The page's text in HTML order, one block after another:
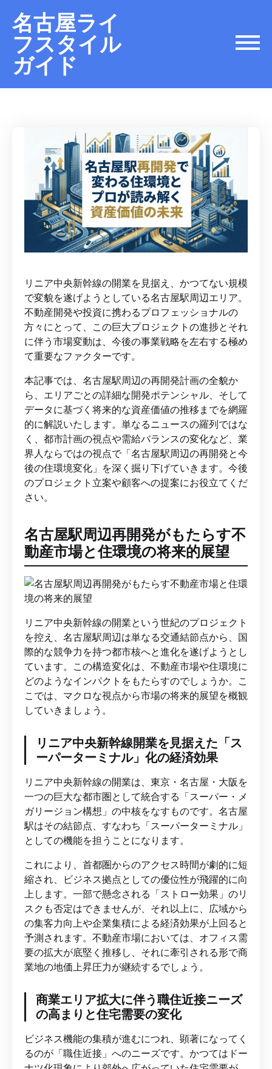
名古屋ライ
フスタイル
ガイド
リニア中央新幹線の開業を見据え、かつてない規模
で変貌を遂げようとしている名古屋駅周辺エリア。
不動産開発や投資に携わるプロフェッショナルの
方々にとって、この巨大プロジェクトの進捗とそれ
に伴う市場変動は、今後の事業戦略を左右する極め
て重要なファクターです。
本記事では、名古屋駅周辺の再開発計画の全貌か
ら、エリアごとの詳細な開発ポテンシャル、そして
データに基づく将来的な資産価値の推移までを網羅
的に解説いたします。単なるニュースの羅列ではな
く、都市計画の視点や需給バランスの変化など、業
界人ならではの視点で「名古屋駅周辺の再開発と今
後の住環境変化」を深く掘り下げていきます。今後
のプロジェクト立案や顧客への提案にお役立てくだ
さい。
名古屋駅周辺再開発がもたらす不
動産市場と住環境の将来的展望
リニア中央新幹線の開業という世紀のプロジェクト
を控え、名古屋駅周辺は単なる交通結節点から、国
際的な競争力を持つ都市核へと進化を遂げようとし
ています。この構造変化は、不動産市場や住環境に
どのようなインパクトをもたらすのでしょうか。こ
こでは、マクロな視点から市場の将来的展望を概観
していきましょう。
リニア中央新幹線開業を見据えた「ス
ーパーターミナル」化の経済効果
リニア中央新幹線の開業は、東京・名古屋・大阪を
一つの巨大な都市圏として統合する「スーパー・メ
ガリージョン構想」の中核をなすものです。名古屋
駅はその結節点、すなわち「スーパーターミナル」
としての機能を担うことになります。
これにより、首都圏からのアクセス時間が劇的に短
縮され、ビジネス拠点としての優位性が飛躍的に向
上します。一部で懸念される「ストロー効果」のリ
スクも否定はできませんが、それ以上に、広域から
の集客力向上や企業集積による経済効果が上回ると
予測されます。不動産市場においては、オフィス需
要の拡大が底堅く推移し、それに牽引される形で商
業地の地価上昇圧力が継続するでしょう。
商業エリア拡大に伴う職住近接ニーズ
の高まりと住宅需要の変化
ビジネス機能の集積が進むにつれ、顕著になってく
るのが「職住近接」へのニーズです。かつてはドー